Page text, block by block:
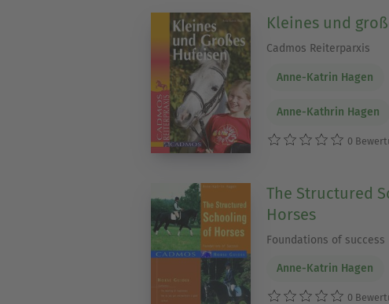
Kleines und
Cadmos Reiterparxis
Anne-Katrin Hagen
Anne-Kathrin Hagen
0
The Structured
Horses
Foundations of success
Anne-Katrin Hagen
0